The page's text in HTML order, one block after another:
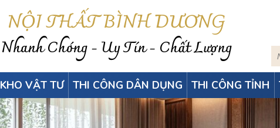
NỘI THẤT BÌNH DƯƠNG
Nhanh Chóng - Uy Tín - Chất Lượng
KHO VẬT TƯ THI CÔNG DÂN DỤNG THI CÔNG TỈNH